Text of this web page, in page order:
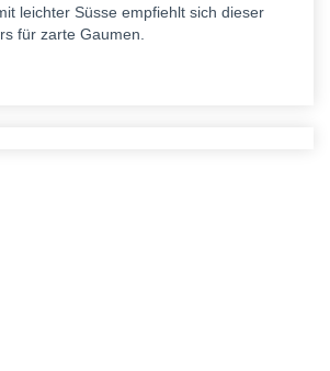
leichter Süsse empfiehlt sich dieser
für zarte Gaumen.